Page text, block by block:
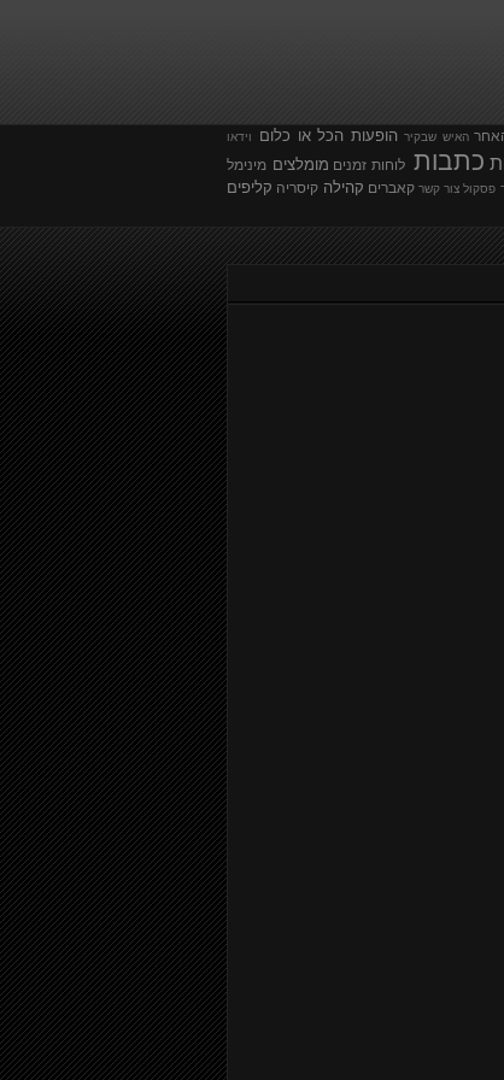
האיש שבקיר הופעות הכל או כלום וידאו
כתבות לוחות זמנים מומלצים מינימל
פסקול צור קשר קאברים קהילה קיסריה קליפים